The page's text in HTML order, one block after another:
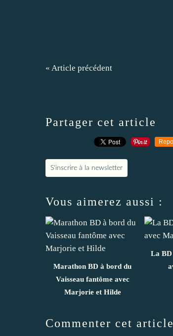
« Article précédent
Partager cet article
S'inscrire à la newsletter
Vous aimerez aussi :
Marathon BD à bord du
Vaisseau fantôme avec
Marjorie et Hilde
La
Commenter cet article